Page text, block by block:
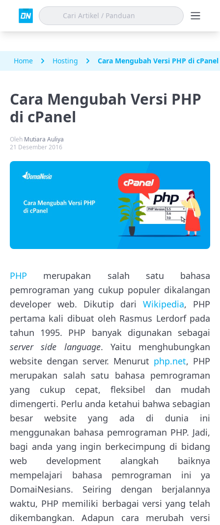
Home Hosting Cara Mengubah Versi PHP di cPanel
Cara Mengubah Versi PHP
di cPanel
Oleh Mutiara Auliya
21 Desember 2016
PHP merupakan salah satu bahasa
pemrograman yang cukup populer dikalangan
developer web. Dikutip dari Wikipedia, PHP
pertama kali dibuat oleh Rasmus Lerdorf pada
tahun 1995. PHP banyak digunakan sebagai
server side language. Yaitu menghubungkan
website dengan server. Menurut php.net, PHP
merupakan salah satu bahasa pemrograman
yang cukup cepat, fleksibel dan mudah
dimengerti. Perlu anda ketahui bahwa sebagian
besar website yang ada di dunia ini
menggunakan bahasa pemrograman PHP. Jadi,
bagi anda yang ingin berkecimpung di bidang
web development alangkah baiknya
mempelajari bahasa pemrograman ini ya
DomaiNesians. Seiring dengan berjalannya
waktu, PHP memiliki berbagai versi yang telah
dikembangkan. Adapun cara merubah versi